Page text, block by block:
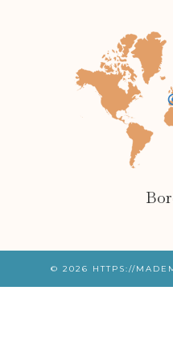
© 2026 HTTPS://